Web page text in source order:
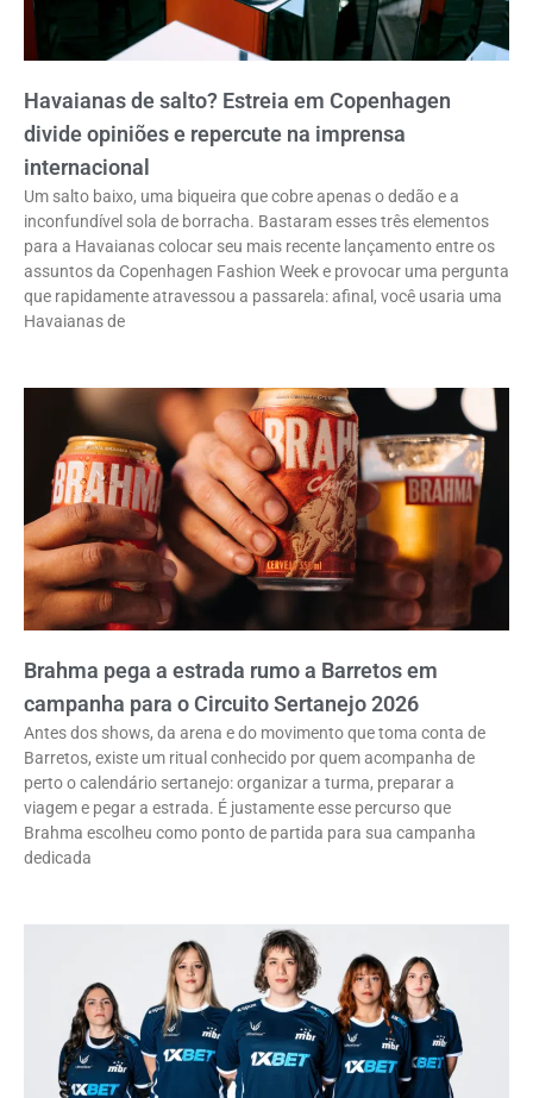
Havaianas de salto? Estreia em Copenhagen
divide opiniões e repercute na imprensa
internacional
Um salto baixo, uma biqueira que cobre apenas o dedão e a
inconfundível sola de borracha. Bastaram esses três elementos
para a Havaianas colocar seu mais recente lançamento entre os
assuntos da Copenhagen Fashion Week e provocar uma pergunta
que rapidamente atravessou a passarela: afinal, você usaria uma
Havaianas de
Brahma pega a estrada rumo a Barretos em
campanha para o Circuito Sertanejo 2026
Antes dos shows, da arena e do movimento que toma conta de
Barretos, existe um ritual conhecido por quem acompanha de
perto o calendário sertanejo: organizar a turma, preparar a
viagem e pegar a estrada. É justamente esse percurso que
Brahma escolheu como ponto de partida para sua campanha
dedicada